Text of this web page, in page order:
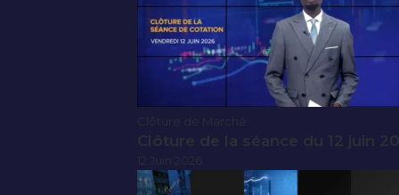
Clôture de la séance du 12 juin